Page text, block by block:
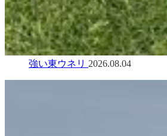
強い東ウネリ 2026.08.04